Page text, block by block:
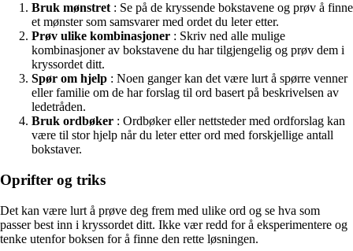
Bruk mønstret : Se på de kryssende bokstavene og prøv å finne
et mønster som samsvarer med ordet du leter etter.
Prøv ulike kombinasjoner : Skriv ned alle mulige
kombinasjoner av bokstavene du har tilgjengelig og prøv dem i
kryssordet ditt.
Spør om hjelp : Noen ganger kan det være lurt å spørre venner
eller familie om de har forslag til ord basert på beskrivelsen av
ledetråden.
Bruk ordbøker : Ordbøker eller nettsteder med ordforslag kan
være til stor hjelp når du leter etter ord med forskjellige antall
bokstaver.
Oprifter og triks
Det kan være lurt å prøve deg frem med ulike ord og se hva som
passer best inn i kryssordet ditt. Ikke vær redd for å eksperimentere og
tenke utenfor boksen for å finne den rette løsningen.